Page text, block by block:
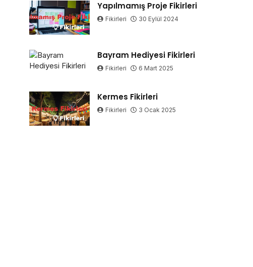
Yapılmamış Proje Fikirleri
Fikirleri 30 Eylül 2024
Bayram Hediyesi Fikirleri
Fikirleri 6 Mart 2025
Kermes Fikirleri
Fikirleri 3 Ocak 2025